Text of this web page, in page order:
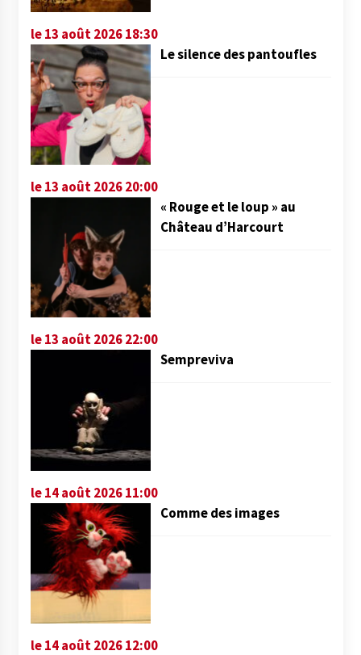
le 13 août 2026 18:30
Le silence des pantoufles
le 13 août 2026 20:00
« Rouge et le loup » au
Château d’Harcourt
le 13 août 2026 22:00
Sempreviva
le 14 août 2026 11:00
Comme des images
le 14 août 2026 12:00